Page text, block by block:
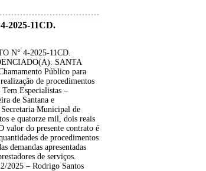
2025-11CD.
N° 4-2025-11CD.
SANTA
Público para
de procedimentos
Especialistas –
de Santana e
Municipal de
e quatorze mil, dois reais
do presente contrato é
de procedimentos
demandas apresentadas
de serviços.
2025 – Rodrigo Santos